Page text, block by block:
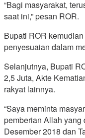
“Bagi masyarakat,
saat ini,” pesan ROR.
Bupati ROR
penyesuaian dalam
Selanjutnya, Bupati
2,5 Juta, Akte
rakyat lainnya.
“Saya meminta
pemberian Allah yang
Desember 2018 dan